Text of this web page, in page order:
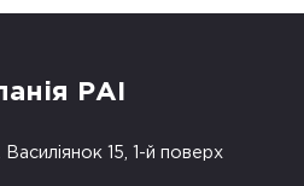
РАІ
15, 1-й поверх